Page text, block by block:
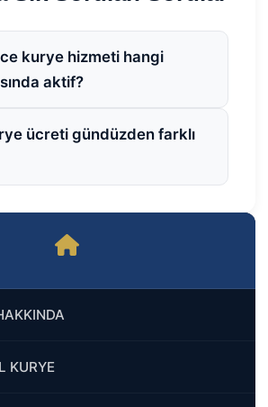
KURYE
kurye hizmeti hangi
aktif?
ücreti gündüzden farklı